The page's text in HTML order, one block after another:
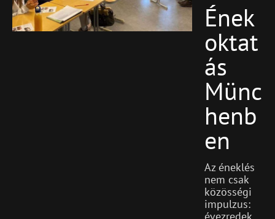
Ének
Oktat
Ás
Münc
Henb
En
Az éneklés
nem csak
közösségi
impulzus: